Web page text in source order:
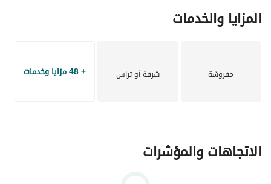
المزايا والخدمات
مفروشة شرفة أو تراس + 48 مزايا وخدمات
الاتجاهات والمؤشرات